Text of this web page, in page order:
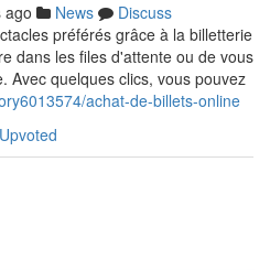
ago News
Discuss
préférés grâce à la billetterie
dans les files d'attente ou de vous
Avec quelques clics, vous pouvez
achat-de-billets-online